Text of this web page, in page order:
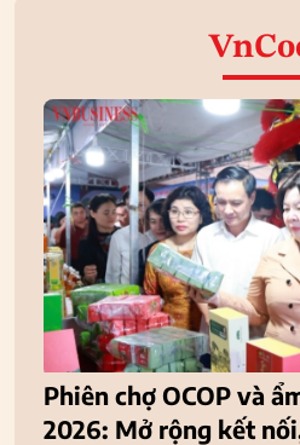
Phiên chợ OCOP và
2026: Mở rộng kết